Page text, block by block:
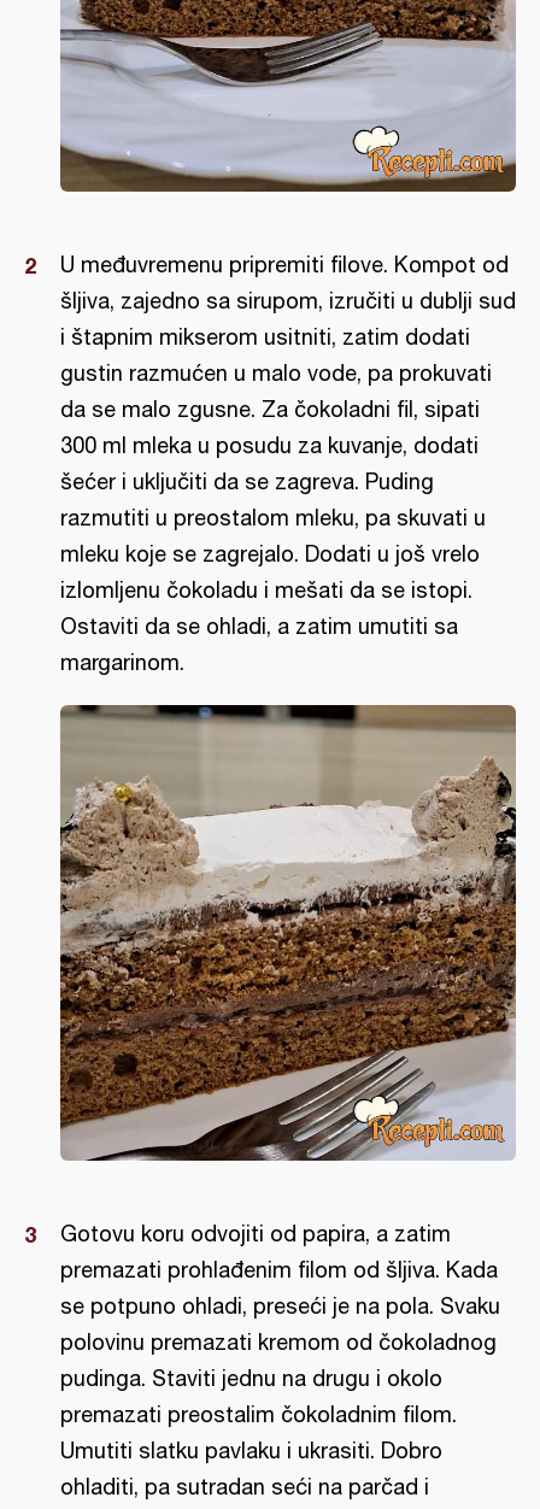
U međuvremenu pripremiti filove. Kompot od
šljiva, zajedno sa sirupom, izručiti u dublji sud
i štapnim mikserom usitniti, zatim dodati
gustin razmućen u malo vode, pa prokuvati
da se malo zgusne. Za čokoladni fil, sipati
300 ml mleka u posudu za kuvanje, dodati
šećer i uključiti da se zagreva. Puding
razmutiti u preostalom mleku, pa skuvati u
mleku koje se zagrejalo. Dodati u još vrelo
izlomljenu čokoladu i mešati da se istopi.
Ostaviti da se ohladi, a zatim umutiti sa
margarinom.
Gotovu koru odvojiti od papira, a zatim
premazati prohlađenim filom od šljiva. Kada
se potpuno ohladi, preseći je na pola. Svaku
polovinu premazati kremom od čokoladnog
pudinga. Staviti jednu na drugu i okolo
premazati preostalim čokoladnim filom.
Umutiti slatku pavlaku i ukrasiti. Dobro
ohladiti, pa sutradan seći na parčad i